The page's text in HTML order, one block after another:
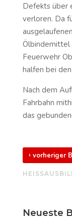
Defekts über
verloren. Da
Feuerwehr
halfen bei
Nach dem
Fahrbahn
das
‹ vorheriger
Neueste